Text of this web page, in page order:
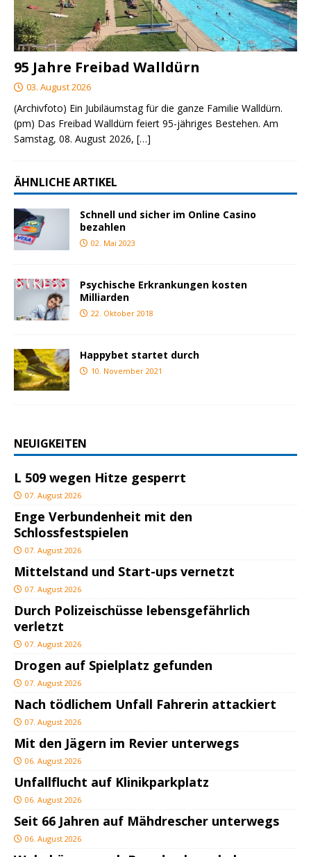
95 Jahre Freibad Walldürn
03. August 2026
(Archivfoto) Ein Jubiläumstag für die ganze Familie Walldürn.
(pm) Das Freibad Walldürn feiert 95-jähriges Bestehen. Am
Samstag, 08. August 2026, […]
ÄHNLICHE ARTIKEL
Schnell und sicher im Online Casino
bezahlen
02. Mai 2023
Psychische Erkrankungen kosten
Milliarden
22. Oktober 2018
Happybet startet durch
10. November 2021
NEUIGKEITEN
L 509 wegen Hitze gesperrt
07. August 2026
Enge Verbundenheit mit den
Schlossfestspielen
07. August 2026
Mittelstand und Start-ups vernetzt
07. August 2026
Durch Polizeischüsse lebensgefährlich
verletzt
07. August 2026
Drogen auf Spielplatz gefunden
07. August 2026
Nach tödlichem Unfall Fahrerin attackiert
07. August 2026
Mit den Jägern im Revier unterwegs
06. August 2026
Unfallflucht auf Klinikparkplatz
06. August 2026
Seit 66 Jahren auf Mähdrescher unterwegs
06. August 2026